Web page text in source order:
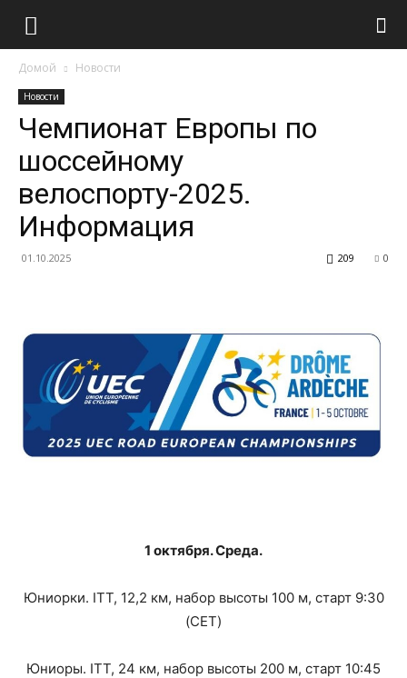
Домой Новости
Новости
Чемпионат Европы по
шоссейному
велоспорту-2025.
Информация
01.10.2025 0
209
1 октября. Среда.
Юниорки. ITT, 12,2 км, набор высоты 100 м, старт 9:30
(CET)
Юниоры. ITT, 24 км, набор высоты 200 м, старт 10:45